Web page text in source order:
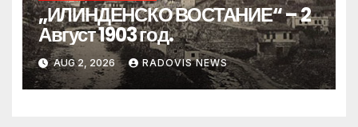
„ИЛИНДЕНСКО ВОСТАНИЕ“ – 2
Август 1903 год.
AUG 2, 2026 RADOVIS NEWS